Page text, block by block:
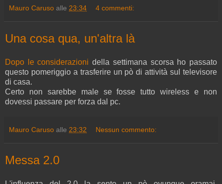
Mauro Caruso alle 23:34 4 commenti:
Una cosa qua, un'altra là
Dopo le considerazioni della settimana scorsa ho passato
questo pomeriggio a trasferire un pò di attività sul televisore
di casa.
Certo non sarebbe male se fosse tutto wireless e non
dovessi passare per forza dal pc.
Mauro Caruso alle 23:32 Nessun commento:
Messa 2.0